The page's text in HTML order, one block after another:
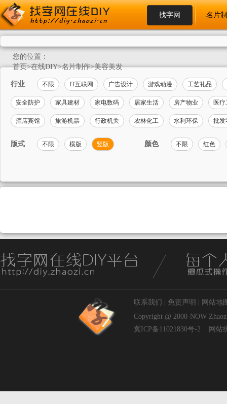
找字网 名片
您的位置：
首页>在线DIY>名片制作>美容美发
行业 不限 IT互联网 广告设计 游戏动漫 工艺礼品
安全防护 家具建材 家电数码 居家生活 房产物业 医
酒店宾馆 旅游机票 行政机关 农林化工 水利环保 批发
版式 不限 横版 竖版 颜色 不限 红色
联系我们 免责声明
网站地
Copyright @ 2000-NOW
冀ICP备11021830号-2
网站